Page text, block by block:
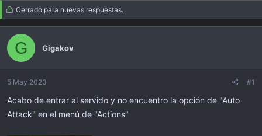
o
r
h
a
d
i
o
q
u
e
Cerrado para nuevas respuestas.
G Gigakov
5 May 2023 #1
Acabo de entrar al servido y no encuentro la opción de "Auto
Attack" en el menú de "Actions"